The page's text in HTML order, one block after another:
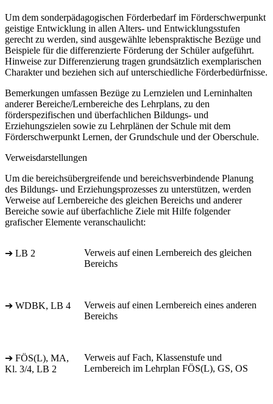
Um dem sonderpädagogischen Förderbedarf im Förderschwerpunkt
geistige Entwicklung in allen Alters- und Entwicklungsstufen
gerecht zu werden, sind ausgewählte lebenspraktische Bezüge und
Beispiele für die differenzierte Förderung der Schüler aufgeführt.
Hinweise zur Differenzierung tragen grundsätzlich exemplarischen
Charakter und beziehen sich auf unterschiedliche Förderbedürfnisse.
Bemerkungen umfassen Bezüge zu Lernzielen und Lerninhalten
anderer Bereiche/Lernbereiche des Lehrplans, zu den
förderspezifischen und überfachlichen Bildungs- und
Erziehungszielen sowie zu Lehrplänen der Schule mit dem
Förderschwerpunkt Lernen, der Grundschule und der Oberschule.
Verweisdarstellungen
Um die bereichsübergreifende und bereichsverbindende Planung
des Bildungs- und Erziehungsprozesses zu unterstützen, werden
Verweise auf Lernbereiche des gleichen Bereichs und anderer
Bereiche sowie auf überfachliche Ziele mit Hilfe folgender
grafischer Elemente veranschaulicht:
➔ LB 2
Verweis auf einen Lernbereich des gleichen
Bereichs
➔ WDBK, LB 4
Verweis auf einen Lernbereich eines anderen
Bereichs
➔ FÖS(L), MA,
Kl. 3/4, LB 2
Verweis auf Fach, Klassenstufe und
Lernbereich im Lehrplan FÖS(L), GS, OS